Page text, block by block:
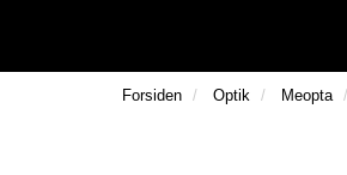
Forsiden Optik Meopta